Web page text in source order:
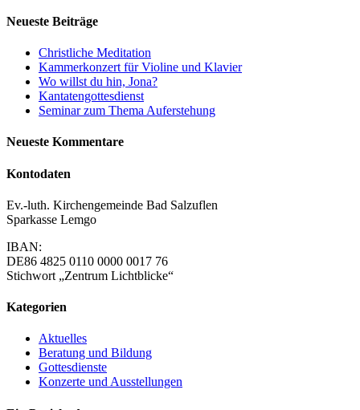
Neueste Beiträge
Christliche Meditation
Kammerkonzert für Violine und Klavier
Wo willst du hin, Jona?
Kantatengottesdienst
Seminar zum Thema Auferstehung
Neueste Kommentare
Kontodaten
Ev.-luth. Kirchengemeinde Bad Salzuflen
Sparkasse Lemgo
IBAN:
DE86 4825 0110 0000 0017 76
Stichwort „Zentrum Lichtblicke“
Kategorien
Aktuelles
Beratung und Bildung
Gottesdienste
Konzerte und Ausstellungen